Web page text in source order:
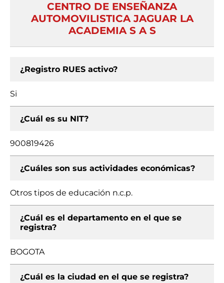
CENTRO DE ENSEÑANZA
AUTOMOVILISTICA JAGUAR LA
ACADEMIA S A S
¿Registro RUES activo?
Si
¿Cuál es su NIT?
900819426
¿Cuáles son sus actividades económicas?
Otros tipos de educación n.c.p.
¿Cuál es el departamento en el que se
registra?
BOGOTA
¿Cuál es la ciudad en el que se registra?